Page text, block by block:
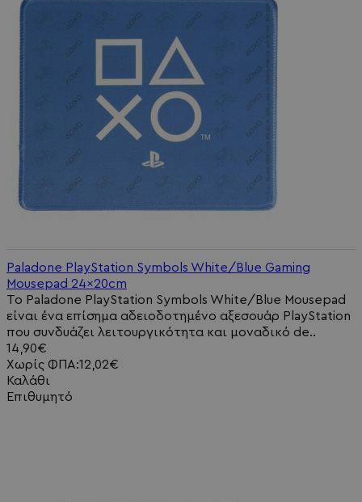
Paladone PlayStation Symbols White/Blue Gaming
Mousepad 24x20cm
Το Paladone PlayStation Symbols White/Blue Mousepad
είναι ένα επίσημα αδειοδοτημένο αξεσουάρ PlayStation
που συνδυάζει λειτουργικότητα και μοναδικό de..
14,90€
Χωρίς ΦΠΑ:12,02€
Καλάθι
Επιθυμητό